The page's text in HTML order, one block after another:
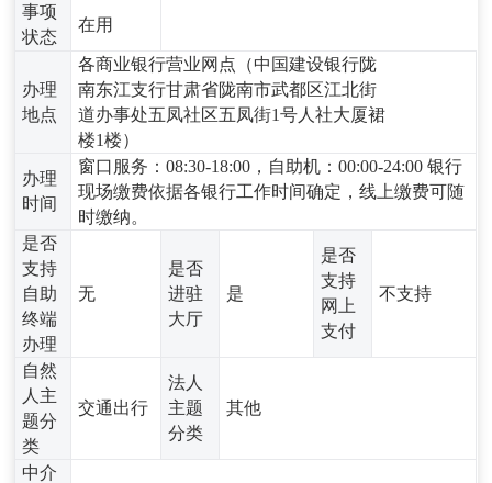
事项
状态
在用
办理
地点
各商业银行营业网点（中国建设银行陇
南东江支行甘肃省陇南市武都区江北街
道办事处五凤社区五凤街1号人社大厦裙
楼1楼）
办理
时间
窗口服务：08:30-18:00，自助机：00:00-24:00 银行
现场缴费依据各银行工作时间确定，线上缴费可随
时缴纳。
是否
支持
自助
终端
办理
无
是否
进驻
大厅
是
是否
支持
网上
支付
不支持
自然
人主
题分
类
交通出行
法人
主题
分类
其他
中介